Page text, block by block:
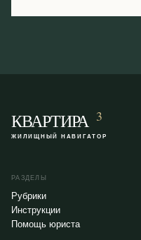
КВАРТИРА 3
ЖИЛИЩНЫЙ НАВИГАТОР
РАЗДЕЛЫ
Рубрики
Инструкции
Помощь юриста